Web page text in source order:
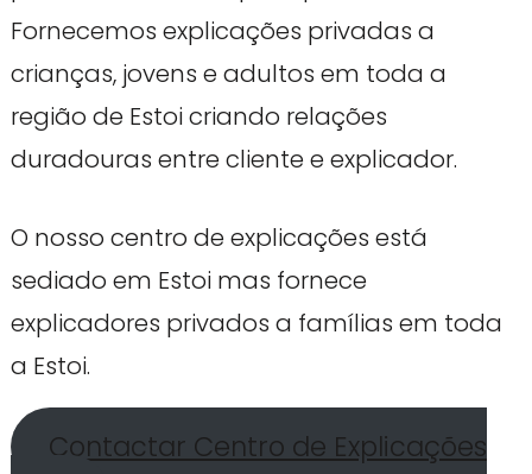
Fornecemos explicações privadas a
crianças, jovens e adultos em toda a
região de Estoi criando relações
duradouras entre cliente e explicador.
O nosso centro de explicações está
sediado em Estoi mas fornece
explicadores privados a famílias em toda
a Estoi.
Contactar Centro de Explicações